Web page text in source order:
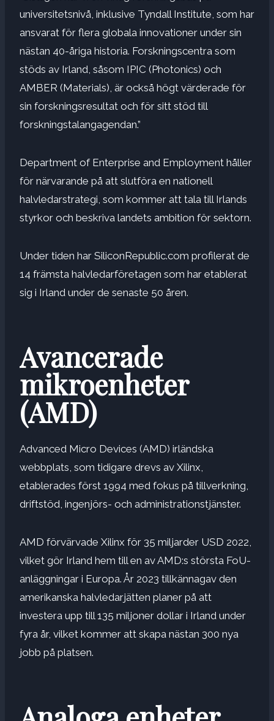
universitetsnivå, inklusive Tyndall Institute, som har
ansvarat för flera globala innovationer under sin
nästan 40-åriga historia. Forskningscentra som
stöds av Irland, såsom IPIC (Photonics) och
AMBER (Materials), är också högt värderade för
sin forskningsresultat och för sitt stöd till
forskningstalangagendan.”
Department of Enterprise and Employment håller
för närvarande på att slutföra en nationell
halvledarstrategi, som kommer att tala till Irlands
styrkor och beskriva landets ambition för sektorn.
Under tiden har SiliconRepublic.com profilerat de
14 främsta halvledarföretagen som har etablerat
sig i Irland under de senaste 50 åren.
Avancerade
mikroenheter
(AMD)
Advanced Micro Devices (AMD) irländska
webbplats, som tidigare drevs av Xilinx,
etablerades först 1994 med fokus på tillverkning,
driftstöd, ingenjörs- och administrationstjänster.
AMD förvärvade Xilinx för 35 miljarder USD 2022,
vilket gör Irland hem till en av AMD:s största FoU-
anläggningar i Europa. År 2023 tillkännagav den
amerikanska halvledarjätten planer på att
investera upp till 135 miljoner dollar i Irland under
fyra år, vilket kommer att skapa nästan 300 nya
jobb på platsen.